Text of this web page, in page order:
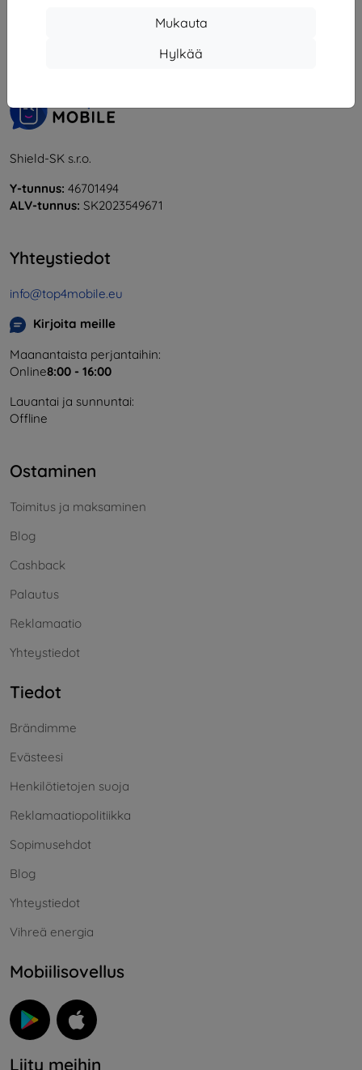
Mukauta
Hylkää
Shield-SK s.r.o.
Y-tunnus: 46701494
ALV-tunnus: SK2023549671
Yhteystiedot
info@top4mobile.eu
Kirjoita meille
Maanantaista perjantaihin:
Online8:00 - 16:00
Lauantai ja sunnuntai:
Offline
Ostaminen
Toimitus ja maksaminen
Blog
Cashback
Palautus
Reklamaatio
Yhteystiedot
Tiedot
Brändimme
Evästeesi
Henkilötietojen suoja
Reklamaatiopolitiikka
Sopimusehdot
Blog
Yhteystiedot
Vihreä energia
Mobiilisovellus
Liity meihin